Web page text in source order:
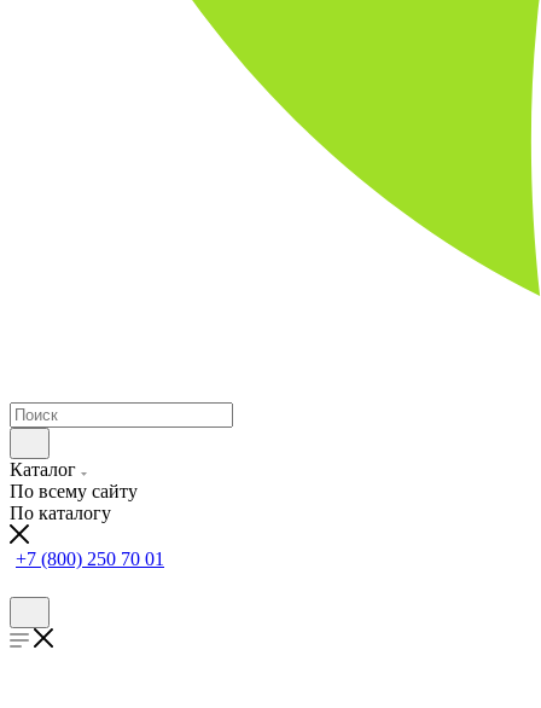
Каталог
По всему сайту
По каталогу
+7 (800) 250 70 01